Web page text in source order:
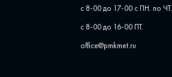
с 8-00 до 17-00 с ПН. по ЧТ.
с 8-00 до 16-00 ПТ.
office@pmkmet.ru